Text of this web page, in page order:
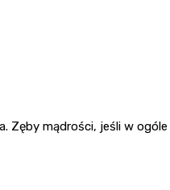
Zęby mądrości, jeśli w ogóle